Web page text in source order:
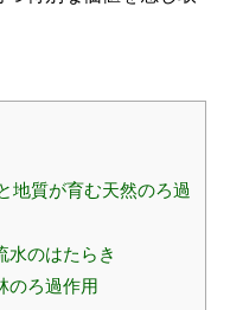
地質が育む天然のろ過
水のはたらき
のろ過作用